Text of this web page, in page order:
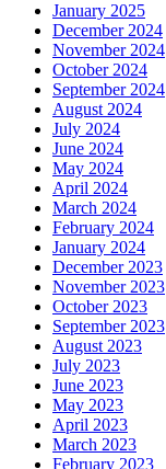
January 2025
December 2024
November 2024
October 2024
September 2024
August 2024
July 2024
June 2024
May 2024
April 2024
March 2024
February 2024
January 2024
December 2023
November 2023
October 2023
September 2023
August 2023
July 2023
June 2023
May 2023
April 2023
March 2023
February 2023